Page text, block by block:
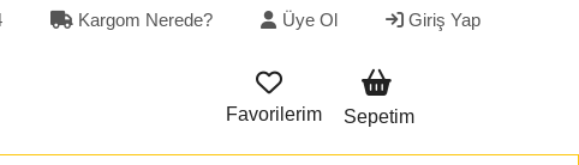
Kargom Nerede? Üye Ol Giriş Yap
Favorilerim Sepetim